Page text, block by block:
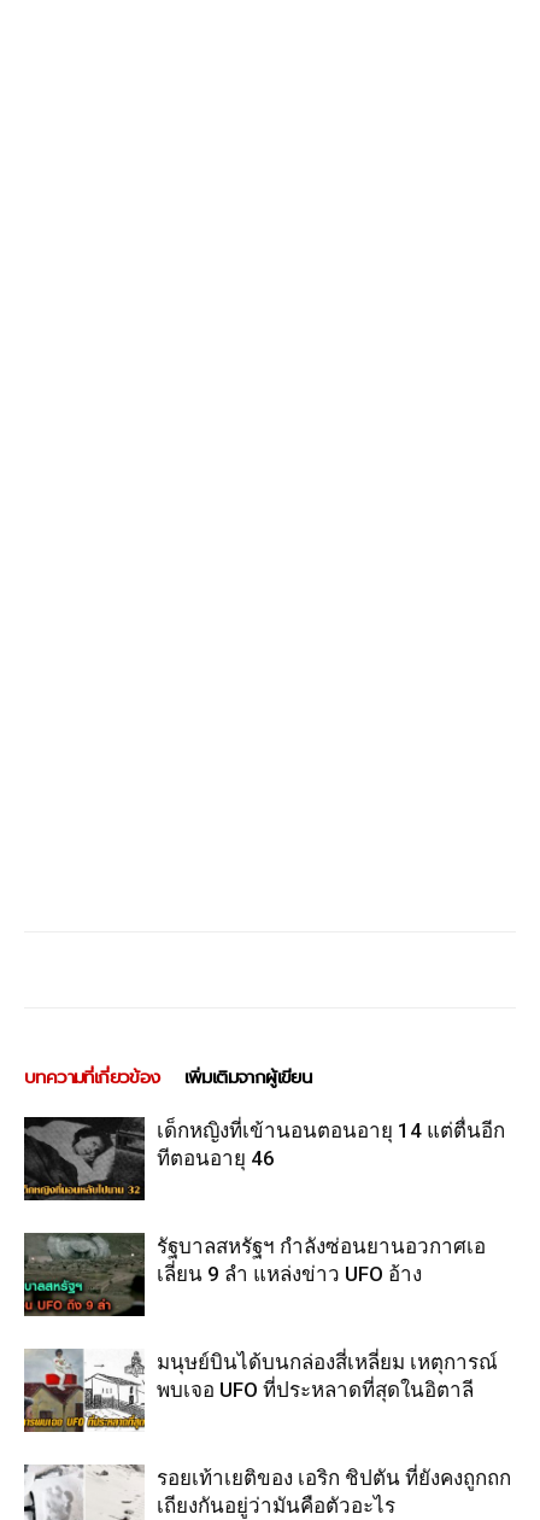
บทความที่เกี่ยวข้อง เพิ่มเติมจากผู้เขียน
เด็กหญิงที่เข้านอนตอนอายุ 14 แต่ตื่นอีก
ทีตอนอายุ 46
รัฐบาลสหรัฐฯ กำลังซ่อนยานอวกาศเอ
เลี่ยน 9 ลำ แหล่งข่าว UFO อ้าง
มนุษย์บินได้บนกล่องสี่เหลี่ยม เหตุการณ์
พบเจอ UFO ที่ประหลาดที่สุดในอิตาลี
รอยเท้าเยติของ เอริก ชิปตัน ที่ยังคงถูกถก
เถียงกันอยู่ว่ามันคือตัวอะไร